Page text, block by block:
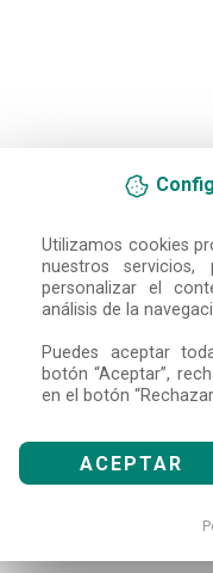
Utilizamos cookies
nuestros
personalizar el
análisis de la
Puedes aceptar
botón “Aceptar”,
en el botón
ACEPTAR